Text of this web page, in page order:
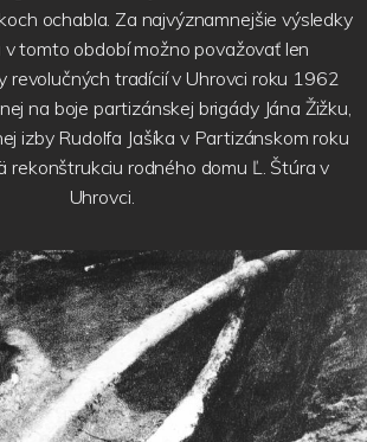
ochabla. Za najvýznamnejšie výsledky
v tomto období možno považovať len
revolučných tradícií v Uhrovci roku 1962
na boje partizánskej brigády Jána Žižku,
izby Rudolfa Jašíka v Partizánskom roku
rekonštrukciu rodného domu Ľ. Štúra v
Uhrovci.